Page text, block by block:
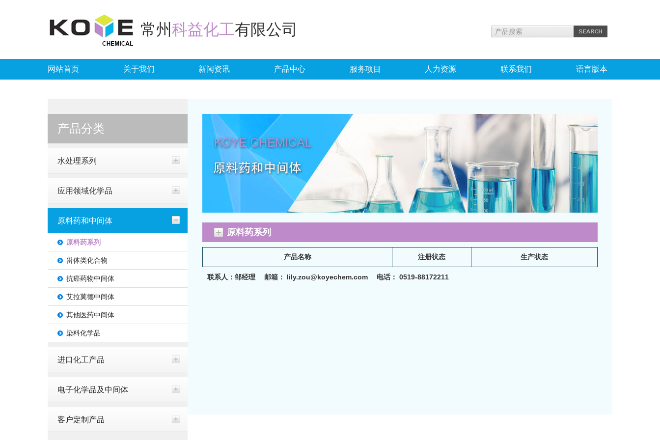
常州科益化工有限公司
网站首页 关于我们 新闻资讯 产品中心 服务项目 人力资源 联系我们 语言版本
产品分类
水处理系列
应用领域化学品
原料药和中间体
原料药系列
甾体类化合物
抗癌药物中间体
艾拉莫德中间体
其他医药中间体
染料化学品
进口化工产品
电子化学品及中间体
客户定制产品
原料药系列
产品名称 注册状态 生产状态
联系人：邹经理 邮箱： lily.zou@koyechem.com 电话： 0519-88172211